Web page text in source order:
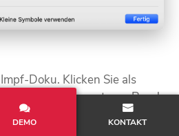
Doku. Klicken Sie als
Symbol am unteren Rand
DEMO KONTAKT